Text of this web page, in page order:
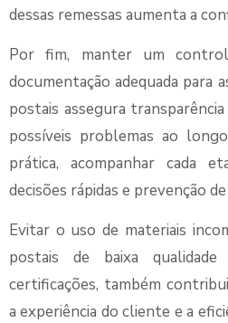
dessas remessas aumenta a
Por fim, manter um
documentação adequada para
postais assegura
possíveis problemas ao
prática, acompanhar cada
decisões rápidas e prevenção
Evitar o uso de materiais
postais de baixa
certificações, também
a experiência do cliente e a